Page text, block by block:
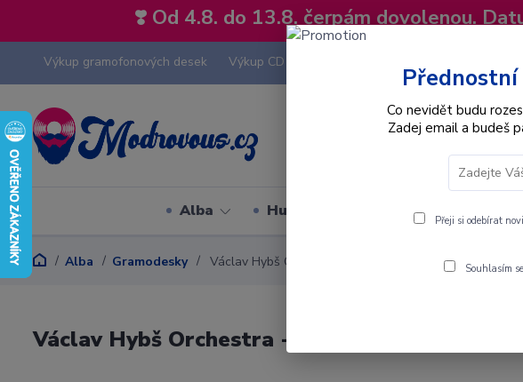
❣️ Od 4.8. do 13.8. čerpám dovolenou.
Výkup gramofonových desek Výkup CD
Alba Hudební styly Interpret
Alba Gramodesky Václav Hybš Orchestra - Té, Kterou Mám Rád - LP
Václav Hybš Orchestra - Té, Kterou Mám Rád -
Co nevidět budu
Zadej email a budeš
Přeji si odebírat
Souhlasím se